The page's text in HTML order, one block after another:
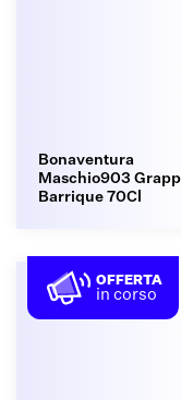
Bonaventura
Maschio903
Barrique 70Cl
OFFERTA
in corso